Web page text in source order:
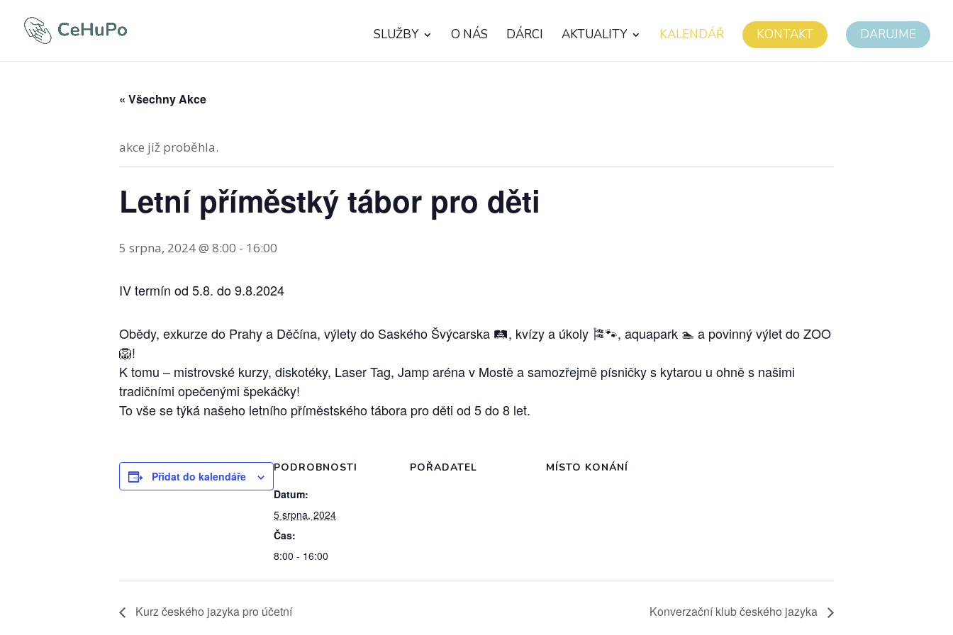
SLUŽBY O NÁS DÁRCI AKTUALITY KALENDÁŘ KONTAKT DARUJME
« Všechny Akce
akce již proběhla.
Letní příměstký tábor pro děti
5 srpna, 2024 @ 8:00 - 16:00
IV termín od 5.8. do 9.8.2024
Obědy, exkurze do Prahy a Děčína, výlety do Saského Švýcarska 🛤️, kvízy a úkoly 🎏🐾, aquapark 🏊 a povinný výlet do ZOO
🦁!
K tomu – mistrovské kurzy, diskotéky, Laser Tag, Jamp aréna v Mostě a samozřejmě písničky s kytarou u ohně s našimi
tradičními opečenými špekáčky!
To vše se týká našeho letního příměstského tábora pro děti od 5 do 8 let.
Přidat do kalendáře
PODROBNOSTI
Datum:
5 srpna, 2024
Čas:
8:00 - 16:00
POŘADATEL MÍSTO KONÁNÍ
Kurz českého jazyka pro účetní Konverzační klub českého jazyka